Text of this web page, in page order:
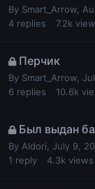
By Smart_Arrow
4 replies 7.2k
Перчик
By Smart_Arrow
6 replies 10.6k
Был выдан
By Aldori July 9,
1 reply 4.3k views